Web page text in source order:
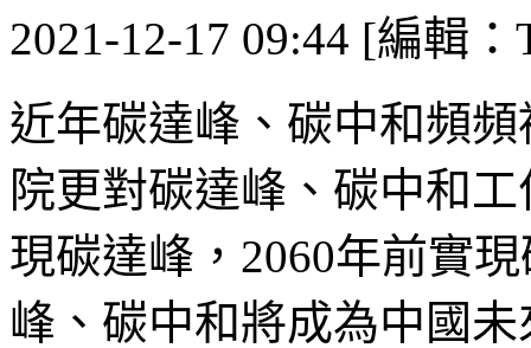
2021-12-17 09:44 [編輯
近年碳達峰、碳中和頻
院更對碳達峰、碳中和
現碳達峰，2060年前實
峰、碳中和將成為中國